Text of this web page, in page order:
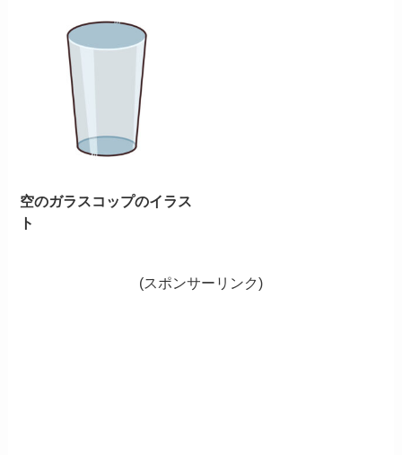
空のガラスコップのイラス
ト
(スポンサーリンク)